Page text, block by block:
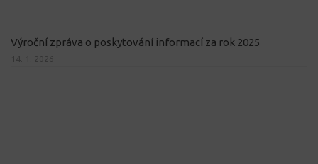
Výroční zpráva o poskytování informací za rok 2025
14. 1. 2026